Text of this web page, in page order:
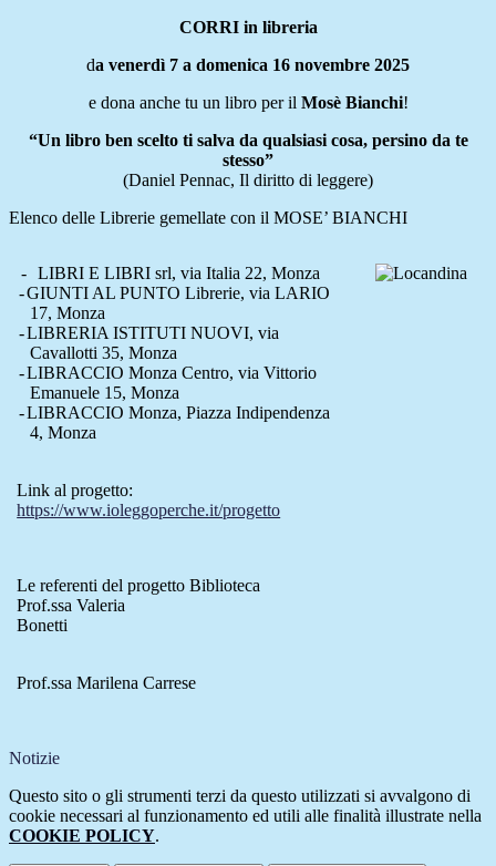
CORRI in libreria
da venerdì 7 a domenica 16 novembre 2025
e dona anche tu un libro per il Mosè Bianchi!
“Un libro ben scelto ti salva da qualsiasi cosa, persino da te
stesso”
(Daniel Pennac, Il diritto di leggere)
Elenco delle Librerie gemellate con il MOSE’ BIANCHI
- LIBRI E LIBRI srl, via Italia 22, Monza
-GIUNTI AL PUNTO Librerie, via LARIO
17, Monza
-LIBRERIA ISTITUTI NUOVI, via
Cavallotti 35, Monza
-LIBRACCIO Monza Centro, via Vittorio
Emanuele 15, Monza
-LIBRACCIO Monza, Piazza Indipendenza
4, Monza
Link al progetto:
https://www.ioleggoperche.it/progetto
Le referenti del progetto Biblioteca
Prof.ssa Valeria
Bonetti
Prof.ssa Marilena Carrese
Notizie
Questo sito o gli strumenti terzi da questo utilizzati si avvalgono di
cookie necessari al funzionamento ed utili alle finalità illustrate nella
COOKIE POLICY.